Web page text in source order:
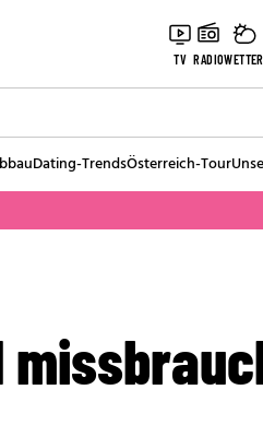
TV RADIOWETTER
Dating-TrendsÖsterreich-Tour